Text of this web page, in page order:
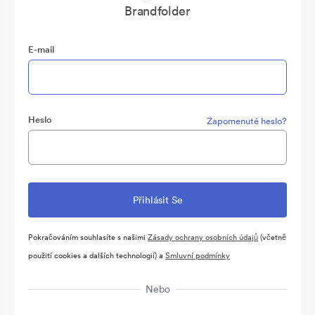
Brandfolder
E-mail
Heslo Zapomenuté heslo?
Pokračováním souhlasíte s našimi Zásady ochrany osobních údajů(včetně
použití cookies a dalších technologií) a Smluvní podmínky
Nebo